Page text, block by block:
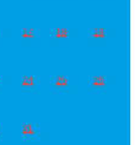
17 18 19
24 25 26
31